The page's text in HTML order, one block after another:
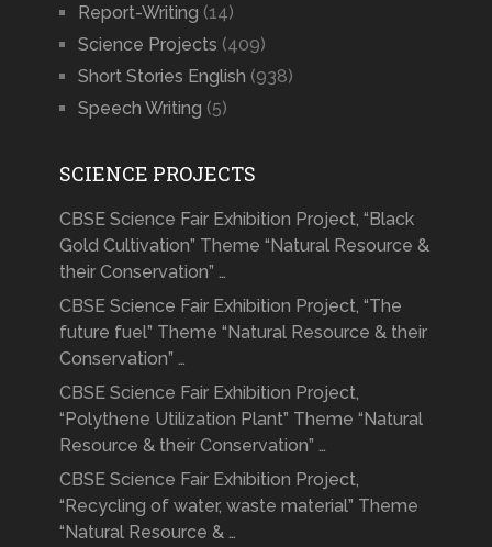
Report-Writing (14)
Science Projects (409)
Short Stories English (938)
Speech Writing (5)
SCIENCE PROJECTS
CBSE Science Fair Exhibition Project, “Black
Gold Cultivation” Theme “Natural Resource &
their Conservation” …
CBSE Science Fair Exhibition Project, “The
future fuel” Theme “Natural Resource & their
Conservation” …
CBSE Science Fair Exhibition Project,
“Polythene Utilization Plant” Theme “Natural
Resource & their Conservation” …
CBSE Science Fair Exhibition Project,
“Recycling of water, waste material” Theme
“Natural Resource & …